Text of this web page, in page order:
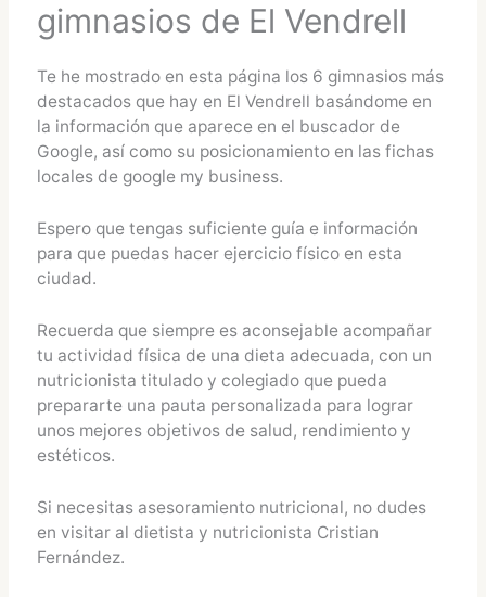
gimnasios de El Vendrell
Te he mostrado en esta página los 6 gimnasios más
destacados que hay en El Vendrell basándome en
la información que aparece en el buscador de
Google, así como su posicionamiento en las fichas
locales de google my business.
Espero que tengas suficiente guía e información
para que puedas hacer ejercicio físico en esta
ciudad.
Recuerda que siempre es aconsejable acompañar
tu actividad física de una dieta adecuada, con un
nutricionista titulado y colegiado que pueda
prepararte una pauta personalizada para lograr
unos mejores objetivos de salud, rendimiento y
estéticos.
Si necesitas asesoramiento nutricional, no dudes
en visitar al dietista y nutricionista Cristian
Fernández.